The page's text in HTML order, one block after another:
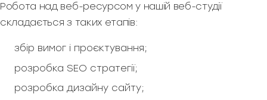
Робота над веб-ресурсом у нашій веб-студії
складається з таких етапів:
збір вимог і проєктування;
розробка SEO стратегії;
розробка дизайну сайту;